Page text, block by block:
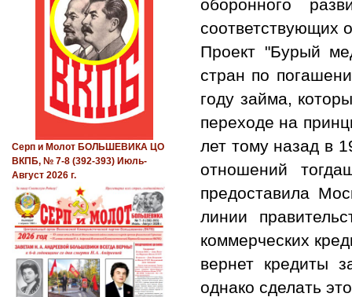
оборонного
соответствующих
Проект "Бурый
стран по
году займа,
переходе на
лет тому назад в
отношений
предоставила
линии
коммерческих
вернет кредиты
однако сделать
Серп и Молот БОЛЬШЕВИКА ЦО
ВКПБ, № 7-8 (392-393) Июль-
Август 2026 г.